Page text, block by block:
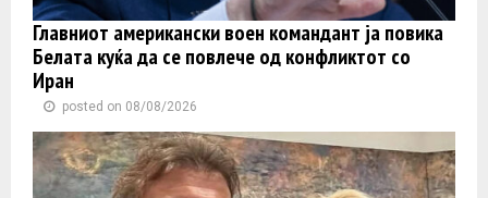
Главниот американски воен командант ја повика
Белата куќа да се повлече од конфликтот со
Иран
posted on 08/08/2026